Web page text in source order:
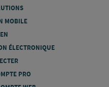
MOBILE
ÉLECTRONIQUE
PRO